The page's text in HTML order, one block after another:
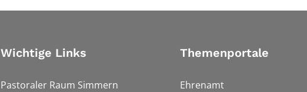
Wichtige Links
Pastoraler Raum Simmern
Themenportale
Ehrenamt